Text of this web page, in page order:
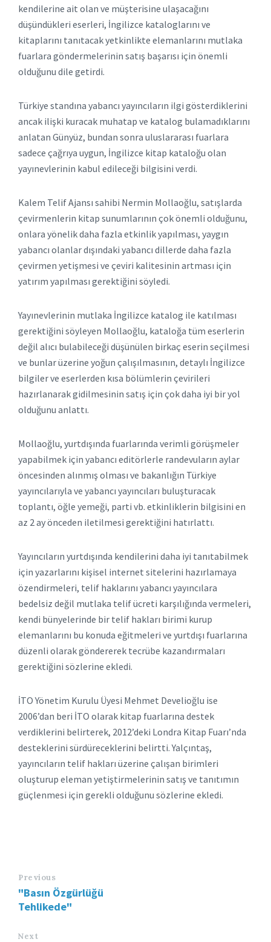
kendilerine ait olan ve müşterisine ulaşacağını
düşündükleri eserleri, İngilizce kataloglarını ve
kitaplarını tanıtacak yetkinlikte elemanlarını mutlaka
fuarlara göndermelerinin satış başarısı için önemli
olduğunu dile getirdi.
Türkiye standına yabancı yayıncıların ilgi gösterdiklerini
ancak ilişki kuracak muhatap ve katalog bulamadıklarını
anlatan Günyüz, bundan sonra uluslararası fuarlara
sadece çağrıya uygun, İngilizce kitap kataloğu olan
yayınevlerinin kabul edileceği bilgisini verdi.
Kalem Telif Ajansı sahibi Nermin Mollaoğlu, satışlarda
çevirmenlerin kitap sunumlarının çok önemli olduğunu,
onlara yönelik daha fazla etkinlik yapılması, yaygın
yabancı olanlar dışındaki yabancı dillerde daha fazla
çevirmen yetişmesi ve çeviri kalitesinin artması için
yatırım yapılması gerektiğini söyledi.
Yayınevlerinin mutlaka İngilizce katalog ile katılması
gerektiğini söyleyen Mollaoğlu, kataloğa tüm eserlerin
değil alıcı bulabileceği düşünülen birkaç eserin seçilmesi
ve bunlar üzerine yoğun çalışılmasının, detaylı İngilizce
bilgiler ve eserlerden kısa bölümlerin çevirileri
hazırlanarak gidilmesinin satış için çok daha iyi bir yol
olduğunu anlattı.
Mollaoğlu, yurtdışında fuarlarında verimli görüşmeler
yapabilmek için yabancı editörlerle randevuların aylar
öncesinden alınmış olması ve bakanlığın Türkiye
yayıncılarıyla ve yabancı yayıncıları buluşturacak
toplantı, öğle yemeği, parti vb. etkinliklerin bilgisini en
az 2 ay önceden iletilmesi gerektiğini hatırlattı.
Yayıncıların yurtdışında kendilerini daha iyi tanıtabilmek
için yazarlarını kişisel internet sitelerini hazırlamaya
özendirmeleri, telif haklarını yabancı yayıncılara
bedelsiz değil mutlaka telif ücreti karşılığında vermeleri,
kendi bünyelerinde bir telif hakları birimi kurup
elemanlarını bu konuda eğitmeleri ve yurtdışı fuarlarına
düzenli olarak göndererek tecrübe kazandırmaları
gerektiğini sözlerine ekledi.
İTO Yönetim Kurulu Üyesi Mehmet Develioğlu ise
2006’dan beri İTO olarak kitap fuarlarına destek
verdiklerini belirterek, 2012’deki Londra Kitap Fuarı’nda
desteklerini sürdüreceklerini belirtti. Yalçıntaş,
yayıncıların telif hakları üzerine çalışan birimleri
oluşturup eleman yetiştirmelerinin satış ve tanıtımın
güçlenmesi için gerekli olduğunu sözlerine ekledi.
Previous
"Basın Özgürlüğü
Tehlikede"
Next